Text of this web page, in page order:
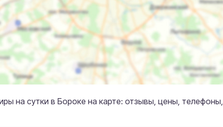
на сутки в Бороке на карте: отзывы, цены, телефоны,